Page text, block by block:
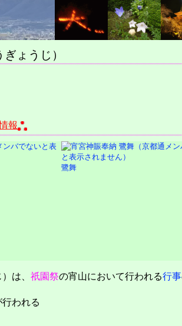
ょうじ）
報
鷺舞
は、 祇園祭の宵山において行われる行事
われる